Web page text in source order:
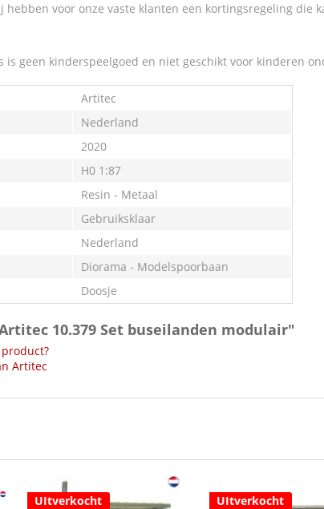
hebben voor onze vaste klanten een kortingsregeling die
is geen kinderspeelgoed en niet geschikt voor kinderen
Artitec
Nederland
2020
H0 1:87
Resin - Metaal
Gebruiksklaar
Nederland
Diorama - Modelspoorbaan
Doosje
10.379 Set buseilanden modulair"
Artitec
UItverkocht
UItverkocht